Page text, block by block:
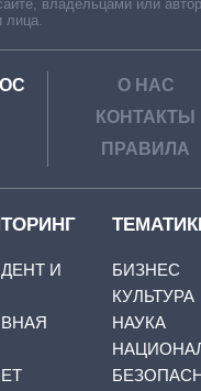
владельцами или
лица.
О НАС
КОНТАКТЫ
ПРАВИЛА
И
БИЗНЕС
КУЛЬТУРА
НАУКА